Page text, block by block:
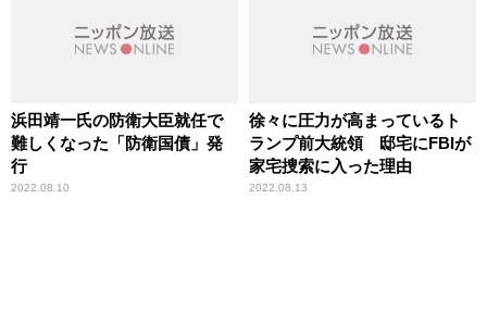
浜田靖一氏の防衛大臣就任で
難しくなった「防衛国債」発
行
2022.08.10
徐々に圧力が高まっているト
ランプ前大統領 邸宅にFBIが
家宅捜索に入った理由
2022.08.13